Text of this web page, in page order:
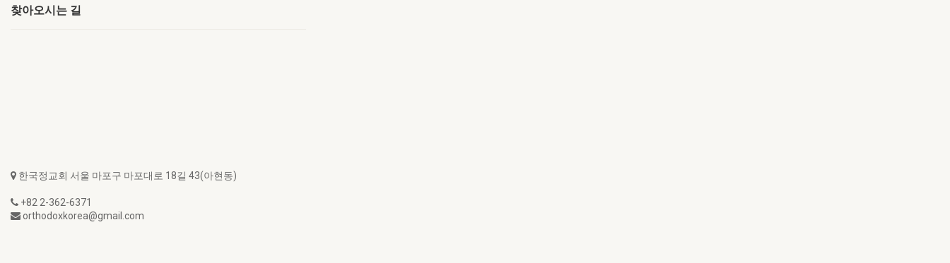
찾아오시는 길
한국정교회 서울 마포구 마포대로 18길 43(아현동)
+82 2-362-6371
orthodoxkorea@gmail.com